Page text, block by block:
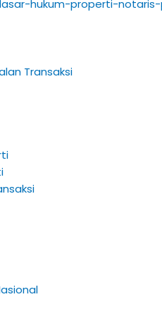
hukum-properti-
Transaksi